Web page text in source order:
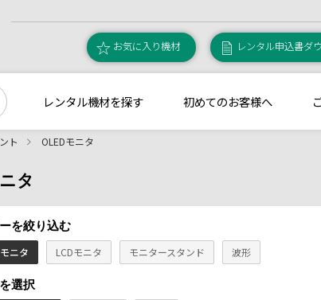
お気に入り機材 レンタル申込書ダ
レンタル機材を探す 初めてのお客様へ
ト OLEDモニタ
タ
を絞り込む
ニタ
LCDモニタ モニタースタンド 波形
選択